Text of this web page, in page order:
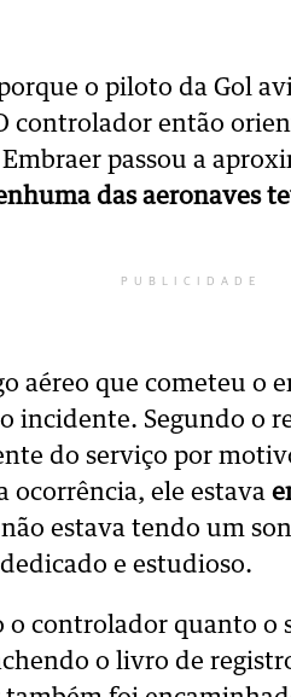
o piloto da Gol
controlador então
passou a
das aeronaves
PUBLICIDADE
aéreo que cometeu o
incidente. Segundo o
do serviço por
ocorrência, ele estava
estava tendo um
e estudioso.
o controlador quanto o
o livro de